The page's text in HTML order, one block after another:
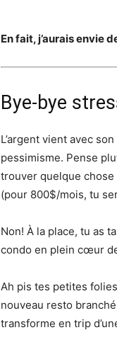
En fait, j’aurais envie
Bye-bye
L’argent vient avec
pessimisme. Pense
trouver quelque
(pour 800$/mois, tu
Non! À la place, tu as
condo en plein cœur
Ah pis tes petites
nouveau resto
transforme en trip